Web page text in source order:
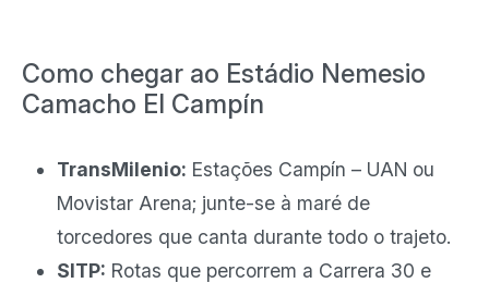
Como chegar ao Estádio Nemesio
Camacho El Campín
TransMilenio: Estações Campín – UAN ou
Movistar Arena; junte-se à maré de
torcedores que canta durante todo o trajeto.
SITP: Rotas que percorrem a Carrera 30 e